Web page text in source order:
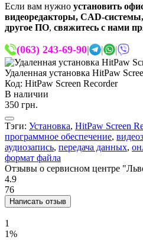
Если вам нужно установить
видеоредакторы, CAD-
другое ПО, свяжитесь с нами
(063) 243-69-90| | |
Удаленная установка HitPaw
Код: HitPaw Screen Recorder
В наличии
350 грн.
Тэги: Установка, HitPaw Screen
программное обеспечение,
аудиозапись, передача данных,
формат файла
Отзывы о сервисном центре
4.9
76
Написать отзыв
1
1%